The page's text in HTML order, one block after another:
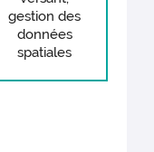
gestion des
données
spatiales